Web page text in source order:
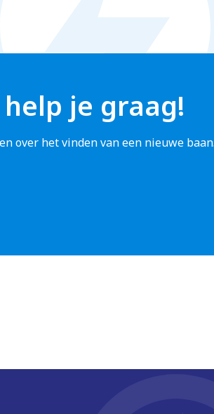
je graag!
over het vinden van een nieuwe baan.